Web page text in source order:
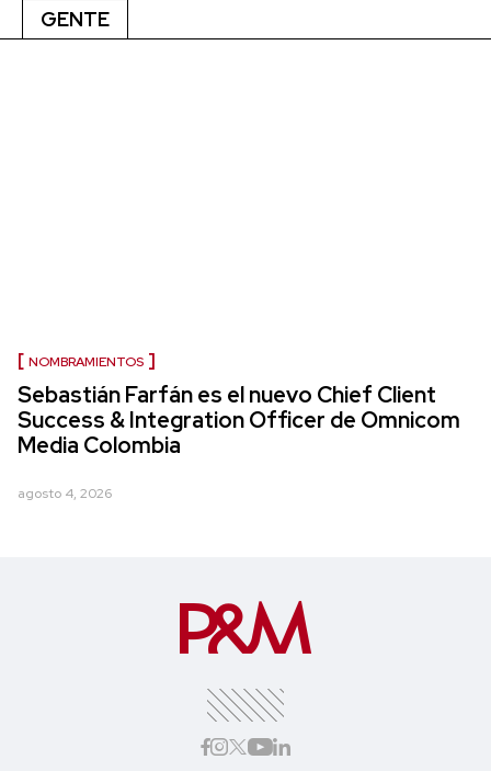
GENTE
NOMBRAMIENTOS
Sebastián Farfán es el nuevo Chief Client
Success & Integration Officer de Omnicom
Media Colombia
agosto 4, 2026